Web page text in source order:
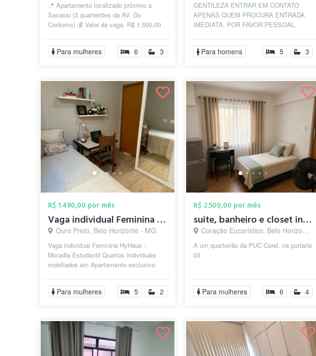
📍 Apartamento localizado próximo a
Savassi (3 quarteirões da AV. Do
Contorno) 💰 Valor da vaga: R$ 1.500,00
IP...
Para mulheres 6 3
GENTILEZA ENTRAR EM CONTATO
APENAS QUEM PROCURA ENTRADA
IMEDIATA. POR FAVOR PESSOAL,
CONTATO. SEMPRE PERGUNTAM SE
O ...Para homens 5 3
R$ 1.490,00 por mês
Vaga individual Feminina - HyHaus Coliv...
Ouro Preto, Belo Horizonte - MG
Vaga individual Feminina HyHaus -
Moradia Estudantil Quartos individuais
mobiliados em Apartamento exclusivo
...
Para mulheres 5 2
R$ 2.500,00 por mês
suite, banheiro e closet individual
Coração Eucarístico, Belo Horizonte - MG
A um quarteirão da PUC Corel, na portaria
03
Para mulheres 6 4